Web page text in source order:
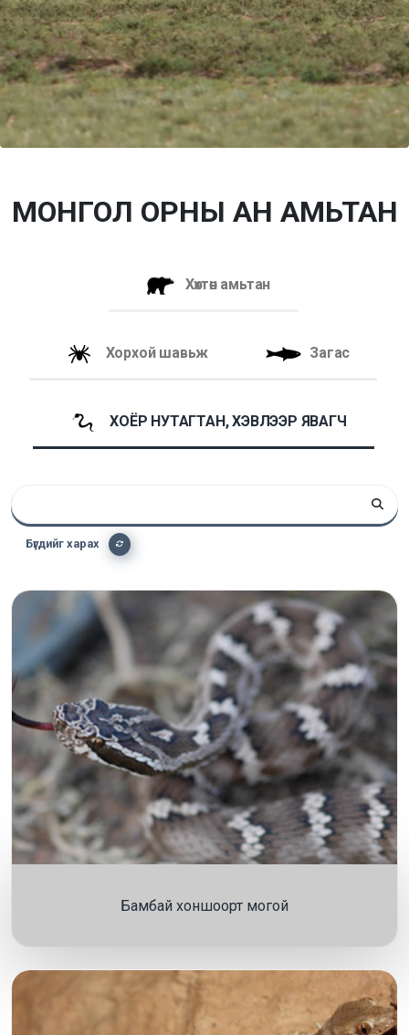
МОНГОЛ ОРНЫ АН АМЬТАН
Хөхтөн амьтан
Хорхой шавьж Загас
ХОЁР НУТАГТАН, ХЭВЛЭЭР ЯВАГЧ
Бүгдийг харах
Бамбай хоншоорт могой